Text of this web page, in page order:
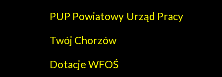
PUP Powiatowy Urząd Pracy
Twój Chorzów
Dotacje WFOŚ